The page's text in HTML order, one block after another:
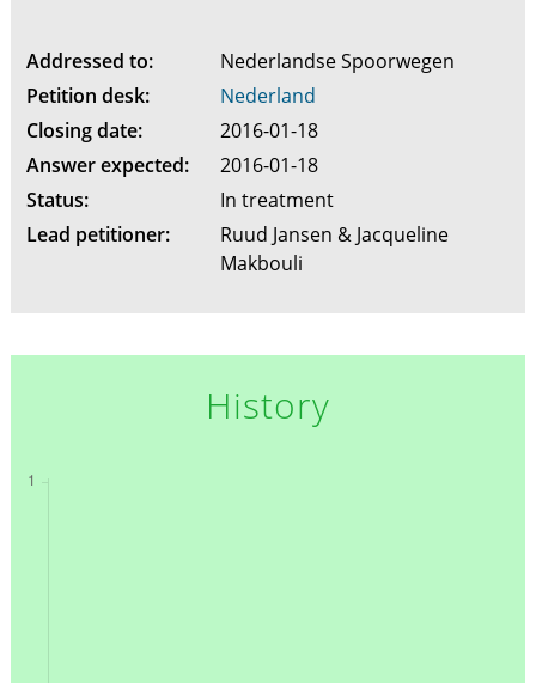
Addressed to:
Nederlandse Spoorwegen
Petition desk:
Nederland
Closing date:
2016-01-18
Answer expected:
2016-01-18
Status:
In treatment
Lead petitioner:
Ruud Jansen & Jacqueline
Makbouli
History